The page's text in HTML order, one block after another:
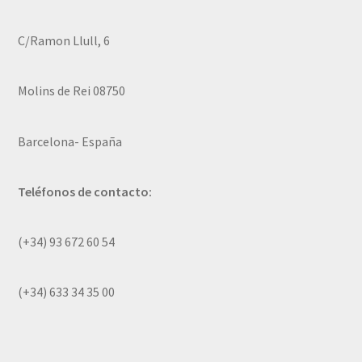
C/Ramon Llull, 6
Molins de Rei 08750
Barcelona- España
Teléfonos de contacto:
(+34) 93 672 60 54
(+34) 633 34 35 00